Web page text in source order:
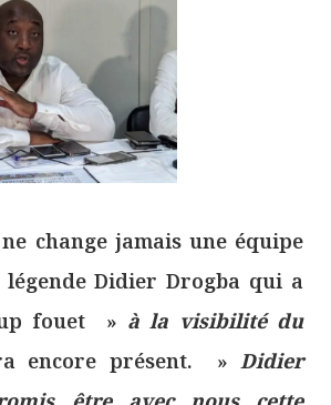
change jamais une équipe
Didier Drogba qui a
fouet » à la visibilité du
encore présent. » Didier